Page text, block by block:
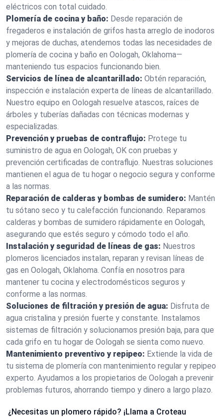
eléctricos con total cuidado.
Plomería de cocina y baño: Desde reparación de
fregaderos e instalación de grifos hasta arreglo de inodoros
y mejoras de duchas, atendemos todas las necesidades de
plomería de cocina y baño en Oologah, Oklahoma—
manteniendo tus espacios funcionando bien.
Servicios de línea de alcantarillado: Obtén reparación,
inspección e instalación experta de líneas de alcantarillado.
Nuestro equipo en Oologah resuelve atascos, raíces de
árboles y tuberías dañadas con técnicas modernas y
especializadas.
Prevención y pruebas de contraflujo: Protege tu
suministro de agua en Oologah, OK con pruebas y
prevención certificadas de contraflujo. Nuestras soluciones
mantienen el agua de tu hogar o negocio segura y conforme
a las normas.
Reparación de calderas y bombas de sumidero: Mantén
tu sótano seco y tu calefacción funcionando. Reparamos
calderas y bombas de sumidero rápidamente en Oologah,
asegurando que estés seguro y cómodo todo el año.
Instalación y seguridad de líneas de gas: Nuestros
plomeros licenciados instalan, reparan y revisan líneas de
gas en Oologah, Oklahoma. Confía en nosotros para
mantener tu cocina y electrodomésticos seguros y
conforme a las normas.
Soluciones de filtración y presión de agua: Disfruta de
agua cristalina y presión fuerte y constante. Instalamos
sistemas de filtración y solucionamos presión baja, para que
cada grifo en tu hogar de Oologah se sienta como nuevo.
Mantenimiento preventivo y repipeo: Extiende la vida de
tu sistema de plomería con mantenimiento regular y repipeo
experto. Ayudamos a los propietarios de Oologah a prevenir
problemas futuros, ahorrando tiempo y dinero a largo plazo.
¿Necesitas un plomero rápido? ¡Llama a Croteau